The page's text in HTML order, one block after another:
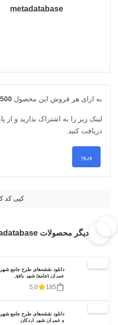
metadatabase
به ازای هر فروش این محصول
لینک زیر را به اشتراک بذارید و از
دریافت کنید.
ورود
کپی کد
دیگر محصولات metadatabase
دانلود نقشه‌های طرح جامع
عمران (جامع) شهر بافق
185
5,0
و عمران شهر اردکان